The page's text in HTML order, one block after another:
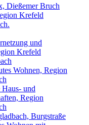
Dießemer Bruch
Krefeld
und
Krefeld
Wohnen, Region
Haus- und
Region
Burgstraße